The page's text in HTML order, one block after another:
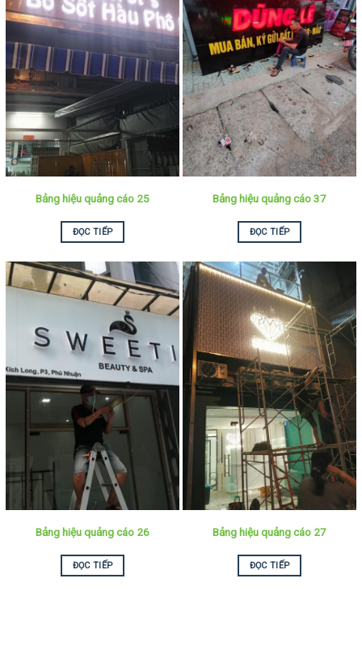
Bảng hiệu quảng cáo 25
ĐỌC TIẾP
Bảng hiệu quảng cáo 37
ĐỌC TIẾP
Bảng hiệu quảng cáo 26
ĐỌC TIẾP
Bảng hiệu quảng cáo 27
ĐỌC TIẾP